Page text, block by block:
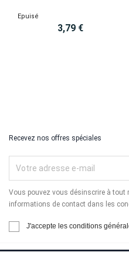
Epuisé
3,79 €
Recevez nos offres spéciales
Vous pouvez vous désinscrire à tout
informations de contact dans les
J'accepte les conditions